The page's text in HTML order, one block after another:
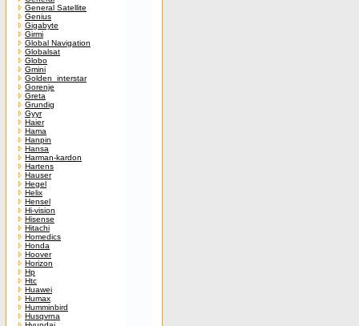
General Satellite
Genius
Gigabyte
Girmi
Global Navigation
Globalsat
Globo
Gmini
Golden_interstar
Gorenje
Greta
Grundig
Gyyr
Haier
Hama
Hanpin
Hansa
Harman-kardon
Hartens
Hauser
Hegel
Helix
Hensel
Hi-vision
Hisense
Hitachi
Homedics
Honda
Hoover
Horizon
Hp
Htc
Huawei
Humax
Humminbird
Husqvrna